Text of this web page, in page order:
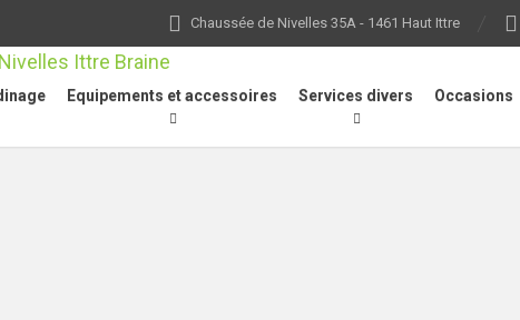
Chaussée de Nivelles 35A - 1461 Haut Ittre
Equipements et accessoires Services divers Occasions